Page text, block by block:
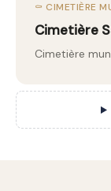
⚰️ CIMETIÈRE
Cimetière
Cimetière